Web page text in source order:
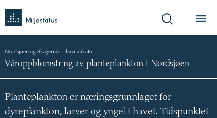
Miljøstatus
til
forsiden
Søk
Nordsjøen og Skagerrak – havindikator
Våroppblomstring av planteplankton i Nordsjøen
Planteplankton er næringsgrunnlaget for
dyreplankton, larver og yngel i havet. Tidspunktet